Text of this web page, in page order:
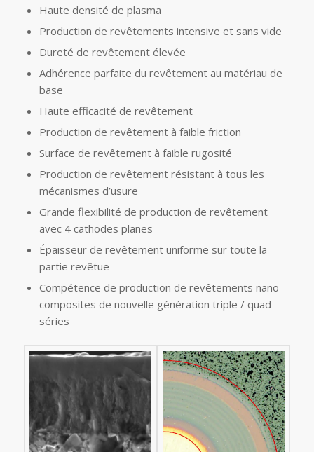
Haute densité de plasma
Production de revêtements intensive et sans vide
Dureté de revêtement élevée
Adhérence parfaite du revêtement au matériau de
base
Haute efficacité de revêtement
Production de revêtement à faible friction
Surface de revêtement à faible rugosité
Production de revêtement résistant à tous les
mécanismes d’usure
Grande flexibilité de production de revêtement
avec 4 cathodes planes
Épaisseur de revêtement uniforme sur toute la
partie revêtue
Compétence de production de revêtements nano-
composites de nouvelle génération triple / quad
séries